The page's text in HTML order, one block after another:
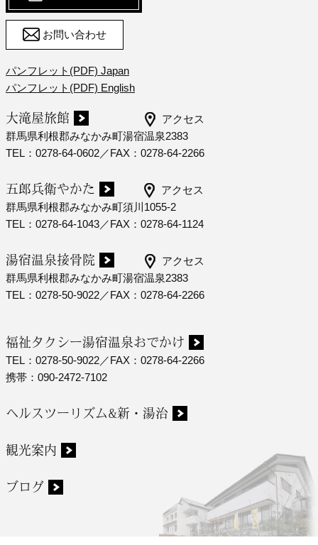
お問い合わせ
パンフレット(PDF) Japan
パンフレット(PDF) English
大滝屋旅館
アクセス
群馬県利根郡みなかみ町湯宿温泉2383
TEL：0278-64-0602／FAX：0278-64-2266
五郎兵衛やかた
アクセス
群馬県利根郡みなかみ町須川1055-2
TEL：0278-64-1043／FAX：0278-64-1124
湯宿温泉接骨院
アクセス
群馬県利根郡みなかみ町湯宿温泉2383
TEL：0278-50-9022／FAX：0278-64-2266
福祉タクシー湯宿温泉おでかけ
TEL：0278-50-9022／FAX：0278-64-2266
携帯：090-2472-7102
ヘルスツーリズム&新・湯治
観光案内
ブログ